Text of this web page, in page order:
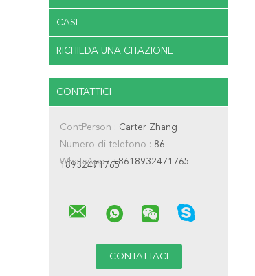
CASI
RICHIEDA UNA CITAZIONE
CONTATTICI
ContPerson : Carter Zhang
Numero di telefono : 86-
18932471765
WhatsApp :+8618932471765